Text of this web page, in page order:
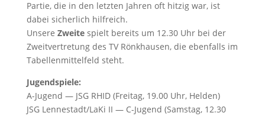
Partie, die in den letzten Jahren oft hitzig war, ist
dabei sicherlich hilfreich.
Unsere Zweite spielt bereits um 12.30 Uhr bei der
Zweitvertretung des TV Rönkhausen, die ebenfalls im
Tabellenmittelfeld steht.
Jugendspiele:
A-Jugend — JSG RHID (Freitag, 19.00 Uhr, Helden)
JSG Lennestadt/LaKi II — C-Jugend (Samstag, 12.30